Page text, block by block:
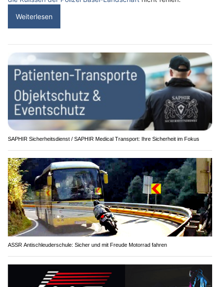
Weiterlesen
SAPHIR Sicherheitsdienst / SAPHIR Medical Transport: Ihre Sicherheit im Fokus
ASSR Antischleuderschule: Sicher und mit Freude Motorrad fahren